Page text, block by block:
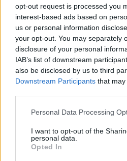
opt-out request is processed you
interest-based ads based on
us or personal information
your opt-out. You may separately
disclosure of your personal
IAB’s list of downstream
also be disclosed by us to third
Downstream Participants that
Please note that this website/app
not limited to your visit or usage
grant or deny consent to Google
use your data for below specified
Personal Data Processing
I want to opt-out of the
personal data.
Opted In
Ma Rainey:
- Kritika
Hír| 2020.12.24
Chadwick
filmjéhez, a
filmjéből